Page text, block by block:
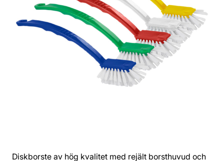
Diskborste av hög kvalitet med rejält borsthuvud och